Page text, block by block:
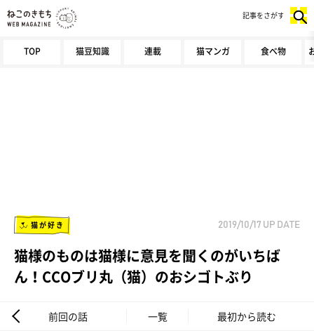
TOP 猫豆知識 連載 猫マンガ 食べ物
記事をさがす
猫が好き 2019/10/17 UP DATE
猫様のものは猫様に意見を聞くのがいちば
ん！CCOブリ丸（猫）のおシゴトぶり
前回の話 一覧 最初から読む